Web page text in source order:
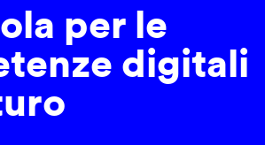
per le
digitali